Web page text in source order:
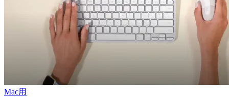
Mac用